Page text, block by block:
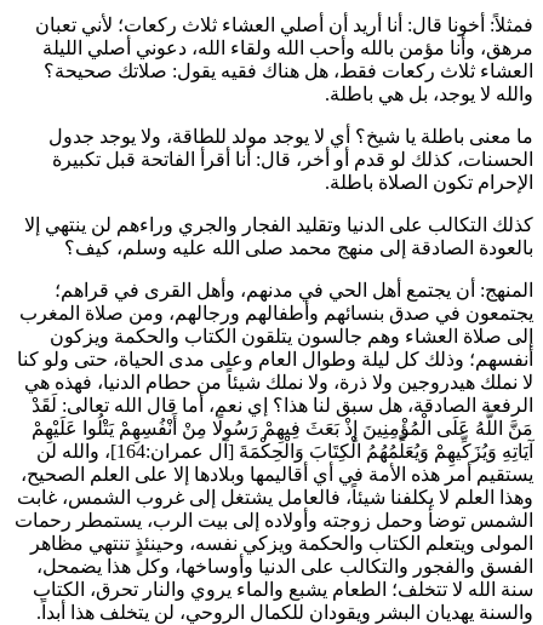
فمثلاً: أخونا قال: أنا أريد أن أصلي العشاء ثلاث ركعات؛ لأني تعبان
مرهق، وأنا مؤمن بالله وأحب الله ولقاء الله، دعوني أصلي الليلة
العشاء ثلاث ركعات فقط، هل هناك فقيه يقول: صلاتك صحيحة؟
والله لا يوجد، بل هي باطلة.
ما معنى باطلة يا شيخ؟ أي لا يوجد مولد للطاقة، ولا يوجد جدول
الحسنات، كذلك لو قدم أو أخر، قال: أنا أقرأ الفاتحة قبل تكبيرة
الإحرام تكون الصلاة باطلة.
كذلك التكالب على الدنيا وتقليد الفجار والجري وراءهم لن ينتهي إلا
بالعودة الصادقة إلى منهج محمد صلى الله عليه وسلم، كيف؟
المنهج: أن يجتمع أهل الحي في مدنهم، وأهل القرى في قراهم؛
يجتمعون في صدق بنسائهم وأطفالهم ورجالهم، ومن صلاة المغرب
إلى صلاة العشاء وهم جالسون يتلقون الكتاب والحكمة ويزكون
أنفسهم؛ وذلك كل ليلة وطوال العام وعلى مدى الحياة، حتى ولو كنا
لا نملك هيدروجين ولا ذرة، ولا نملك شيئاً من حطام الدنيا، فهذه هي
الرفعة الصادقة، هل سبق لنا هذا؟ إي نعم، أما قال الله تعالى: لَقَدْ
مَنَّ اللَّهُ عَلَى الْمُؤْمِنِينَ إِذْ بَعَثَ فِيهِمْ رَسُولًا مِنْ أَنْفُسِهِمْ يَتْلُوا عَلَيْهِمْ
آيَاتِهِ وَيُزَكِّيهِمْ وَيُعَلِّمُهُمُ الْكِتَابَ وَالْحِكْمَةَ
[آل عمران:164]، والله لن
يستقيم أمر هذه الأمة في أي أقاليمها وبلادها إلا على العلم الصحيح،
وهذا العلم لا يكلفنا شيئاً، فالعامل يشتغل إلى غروب الشمس، غابت
الشمس توضأ وحمل زوجته وأولاده إلى بيت الرب، يستمطر رحمات
المولى ويتعلم الكتاب والحكمة ويزكي نفسه، وحينئذٍ تنتهي مظاهر
الفسق والفجور والتكالب على الدنيا وأوساخها، وكل هذا يضمحل،
سنة الله لا تتخلف؛ الطعام يشبع والماء يروي والنار تحرق، الكتاب
والسنة يهديان البشر ويقودان للكمال الروحي، لن يتخلف هذا أبداً.